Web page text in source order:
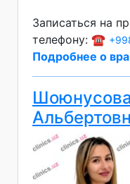
Записаться на
телефону: ☎️
Подробнее о